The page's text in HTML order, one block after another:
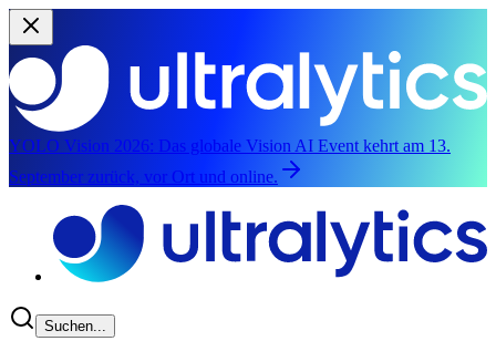
YOLO Vision 2026: Das globale Vision AI Event kehrt am 13.
September zurück, vor Ort und online.
Suchen...